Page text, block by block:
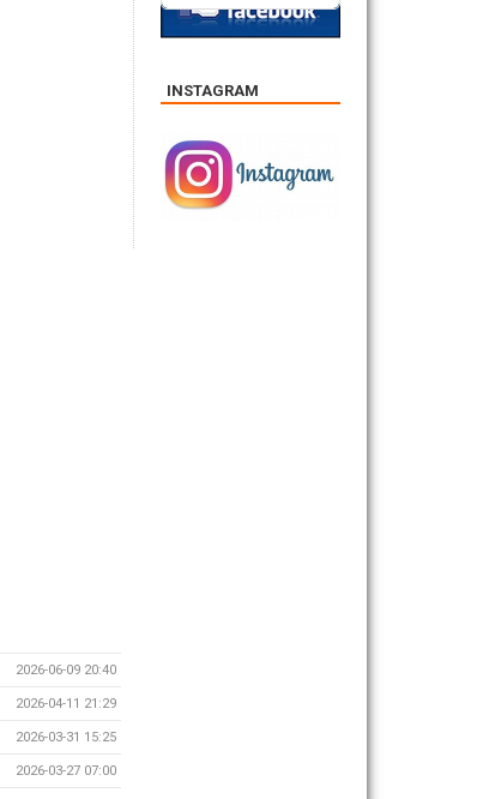
2026-06-09 20:40
2026-04-11 21:29
2026-03-31 15:25
2026-03-27 07:00
INSTAGRAM